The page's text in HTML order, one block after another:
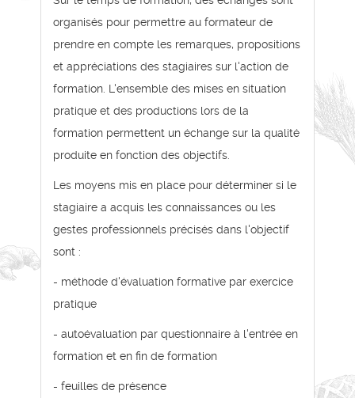
organisés pour permettre au formateur de
prendre en compte les remarques, propositions
et appréciations des stagiaires sur l'action de
formation. L'ensemble des mises en situation
pratique et des productions lors de la
formation permettent un échange sur la qualité
produite en fonction des objectifs.
Les moyens mis en place pour déterminer si le
stagiaire a acquis les connaissances ou les
gestes professionnels précisés dans l'objectif
sont :
- méthode d'évaluation formative par exercice
pratique
- autoévaluation par questionnaire à l'entrée en
formation et en fin de formation
- feuilles de présence